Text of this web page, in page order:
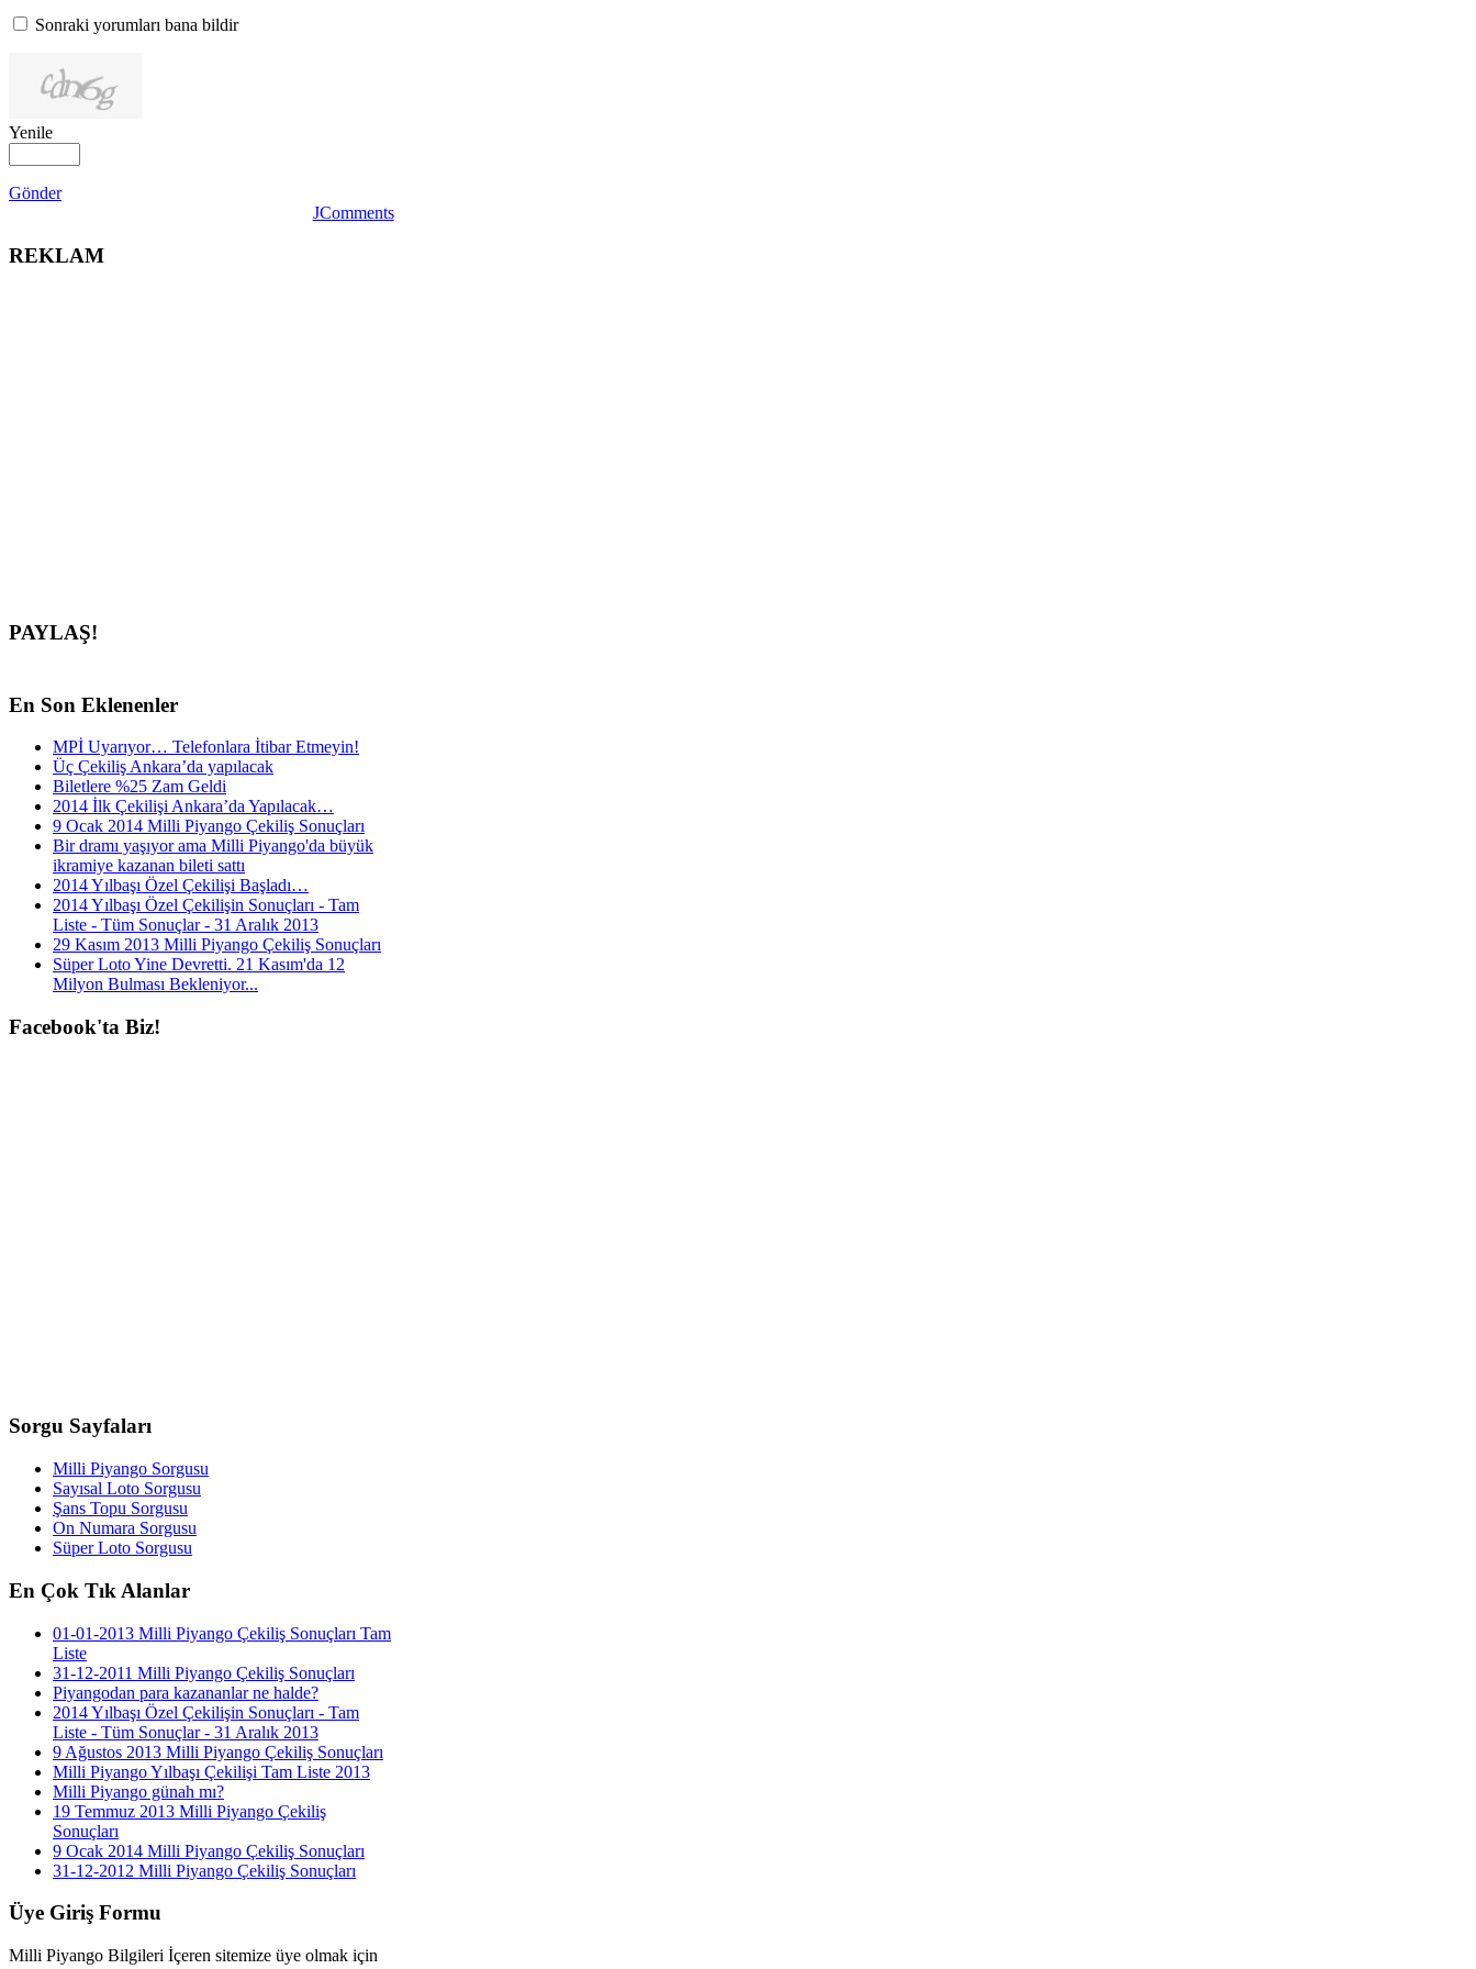
Sonraki yorumları bana bildir
Yenile
Gönder
JComments
REKLAM
PAYLAŞ!
En Son Eklenenler
MPİ Uyarıyor… Telefonlara İtibar Etmeyin!
Üç Çekiliş Ankara’da yapılacak
Biletlere %25 Zam Geldi
2014 İlk Çekilişi Ankara’da Yapılacak…
9 Ocak 2014 Milli Piyango Çekiliş Sonuçları
Bir dramı yaşıyor ama Milli Piyango'da büyük
ikramiye kazanan bileti sattı
2014 Yılbaşı Özel Çekilişi Başladı…
2014 Yılbaşı Özel Çekilişin Sonuçları - Tam
Liste - Tüm Sonuçlar - 31 Aralık 2013
29 Kasım 2013 Milli Piyango Çekiliş Sonuçları
Süper Loto Yine Devretti. 21 Kasım'da 12
Milyon Bulması Bekleniyor...
Facebook'ta Biz!
Sorgu Sayfaları
Milli Piyango Sorgusu
Sayısal Loto Sorgusu
Şans Topu Sorgusu
On Numara Sorgusu
Süper Loto Sorgusu
En Çok Tık Alanlar
01-01-2013 Milli Piyango Çekiliş Sonuçları Tam
Liste
31-12-2011 Milli Piyango Çekiliş Sonuçları
Piyangodan para kazananlar ne halde?
2014 Yılbaşı Özel Çekilişin Sonuçları - Tam
Liste - Tüm Sonuçlar - 31 Aralık 2013
9 Ağustos 2013 Milli Piyango Çekiliş Sonuçları
Milli Piyango Yılbaşı Çekilişi Tam Liste 2013
Milli Piyango günah mı?
19 Temmuz 2013 Milli Piyango Çekiliş
Sonuçları
9 Ocak 2014 Milli Piyango Çekiliş Sonuçları
31-12-2012 Milli Piyango Çekiliş Sonuçları
Üye Giriş Formu
Milli Piyango Bilgileri İçeren sitemize üye olmak için